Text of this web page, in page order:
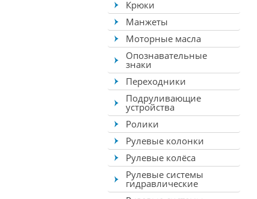
Крюки
Манжеты
Моторные масла
Опознавательные
знаки
Переходники
Подруливающие
устройства
Ролики
Рулевые колонки
Рулевые колёса
Рулевые системы
гидравлические